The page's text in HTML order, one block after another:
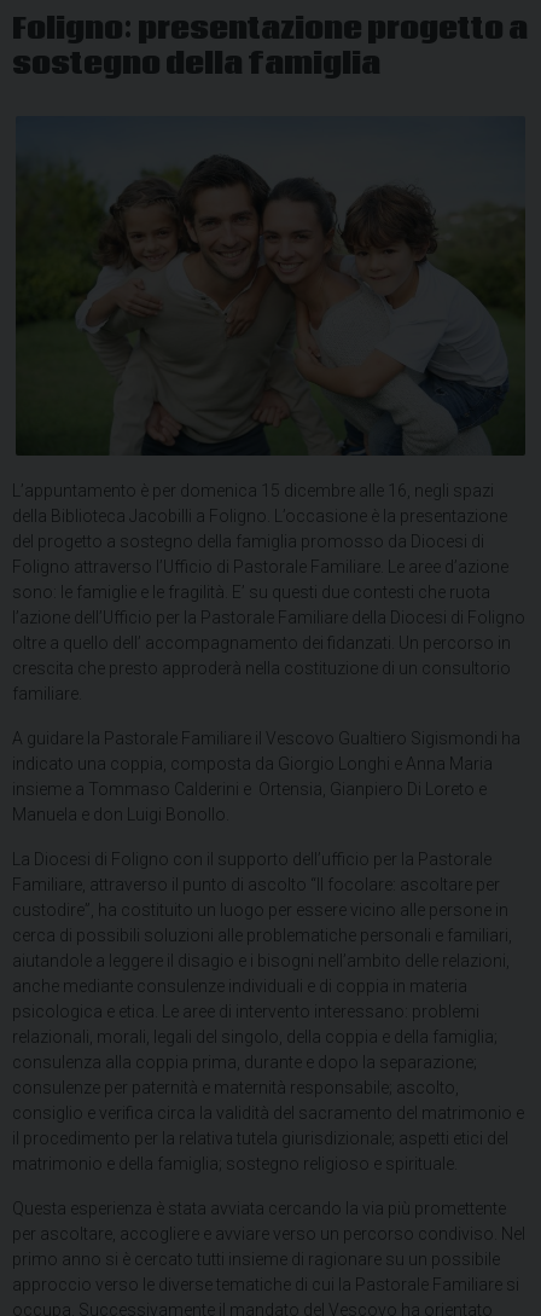
Foligno: presentazione progetto a
sostegno della famiglia
L’appuntamento è per domenica 15 dicembre alle 16, negli spazi
della Biblioteca Jacobilli a Foligno. L’occasione è la presentazione
del progetto a sostegno della famiglia promosso da Diocesi di
Foligno attraverso l’Ufficio di Pastorale Familiare. Le aree d’azione
sono: le famiglie e le fragilità. E’ su questi due contesti che ruota
l’azione dell’Ufficio per la Pastorale Familiare della Diocesi di Foligno
oltre a quello dell’ accompagnamento dei fidanzati. Un percorso in
crescita che presto approderà nella costituzione di un consultorio
familiare.
A guidare la Pastorale Familiare il Vescovo Gualtiero Sigismondi ha
indicato una coppia, composta da Giorgio Longhi e Anna Maria
insieme a Tommaso Calderini e Ortensia, Gianpiero Di Loreto e
Manuela e don Luigi Bonollo.
La Diocesi di Foligno con il supporto dell’ufficio per la Pastorale
Familiare, attraverso il punto di ascolto “Il focolare: ascoltare per
custodire”, ha costituito un luogo per essere vicino alle persone in
cerca di possibili soluzioni alle problematiche personali e familiari,
aiutandole a leggere il disagio e i bisogni nell’ambito delle relazioni,
anche mediante consulenze individuali e di coppia in materia
psicologica e etica. Le aree di intervento interessano: problemi
relazionali, morali, legali del singolo, della coppia e della famiglia;
consulenza alla coppia prima, durante e dopo la separazione;
consulenze per paternità e maternità responsabile; ascolto,
consiglio e verifica circa la validità del sacramento del matrimonio e
il procedimento per la relativa tutela giurisdizionale; aspetti etici del
matrimonio e della famiglia; sostegno religioso e spirituale.
Questa esperienza è stata avviata cercando la via più promettente
per ascoltare, accogliere e avviare verso un percorso condiviso. Nel
primo anno si è cercato tutti insieme di ragionare su un possibile
approccio verso le diverse tematiche di cui la Pastorale Familiare si
occupa. Successivamente il mandato del Vescovo ha orientato